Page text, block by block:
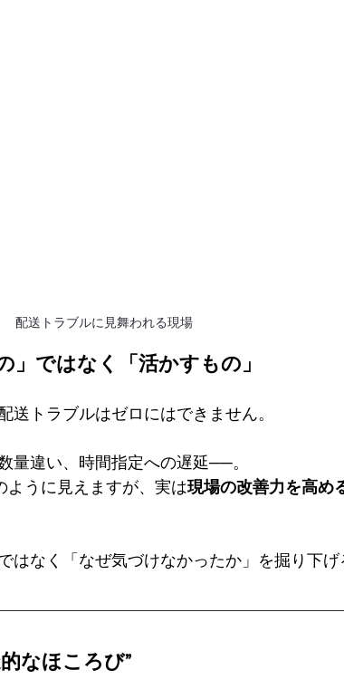
配送トラブルに見舞われる現場
」ではなく「活かすもの」
送トラブルはゼロにはできません。
量違い、時間指定への遅延──。
ように見えますが、実は現場の改善力を高め
はなく「なぜ気づけなかったか」を掘り下げ
なほころび”